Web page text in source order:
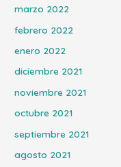
marzo 2022
febrero 2022
enero 2022
diciembre 2021
noviembre 2021
octubre 2021
septiembre 2021
agosto 2021